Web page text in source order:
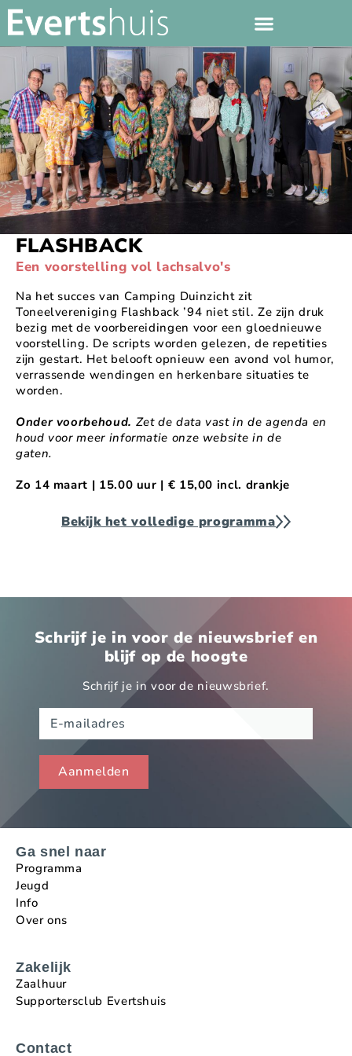
FLASHBACK
Een voorstelling vol lachsalvo's
Na het succes van Camping Duinzicht zit
Toneelvereniging Flashback ’94 niet stil. Ze zijn druk
bezig met de voorbereidingen voor een gloednieuwe
voorstelling. De scripts worden gelezen, de repetities
zijn gestart. Het belooft opnieuw een avond vol humor,
verrassende wendingen en herkenbare situaties te
worden.
Onder voorbehoud. Zet de data vast in de agenda en
houd voor meer informatie onze website in de
gaten.
Zo 14 maart | 15.00 uur | € 15,00 incl. drankje
Bekijk het volledige programma
Schrijf je in voor de nieuwsbrief en
blijf op de hoogte
Schrijf je in voor de nieuwsbrief.
Ga snel naar
Programma
Jeugd
Info
Over ons
Zakelijk
Zaalhuur
Supportersclub Evertshuis
Contact